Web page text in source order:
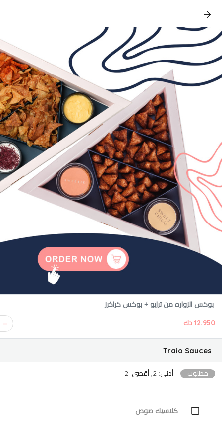
بوكس الزواره من ترايو + بوكس كراكرز
12.950 دك
Traio Sauces
مطلوب أدنى: 2, أقصى: 2
كلاسيك صوص